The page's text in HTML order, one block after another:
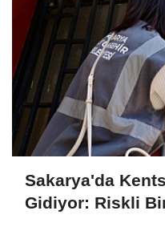
Sakarya'da
Gidiyor: Riskli